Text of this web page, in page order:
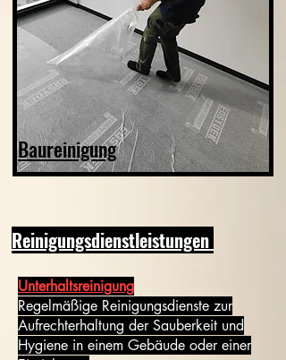
Baureinigung
Reinigungsdienstleistungen
Unterhaltsreinigung
Regelmäßige Reinigungsdienste zur
Aufrechterhaltung der Sauberkeit und
Hygiene in einem Gebäude oder einer